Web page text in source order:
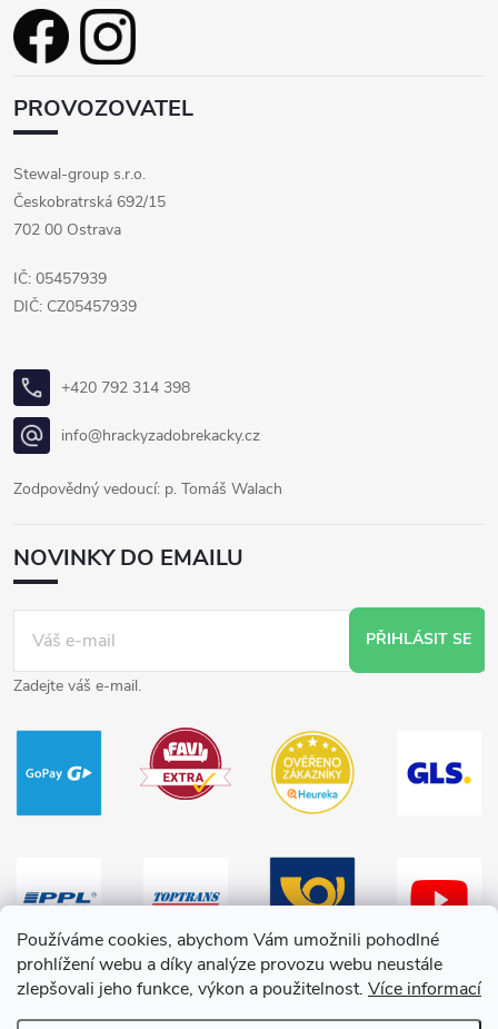
Používáme cookies, abychom Vám umožnili pohodlné
prohlížení webu a díky analýze provozu webu neustále
zlepšovali jeho funkce, výkon a použitelnost. Více informací
PROVOZOVATEL
Stewal-group s.r.o.
Českobratrská 692/15
702 00 Ostrava
IČ: 05457939
DIČ: CZ05457939
+420 792 314 398
info@hrackyzadobrekacky.cz
Zodpovědný vedoucí: p. Tomáš Walach
NOVINKY DO EMAILU
PŘIHLÁSIT SE
Zadejte váš e-mail.